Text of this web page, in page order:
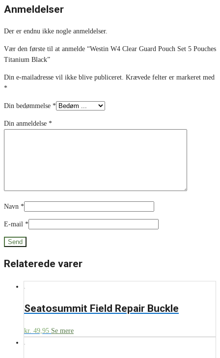
Anmeldelser
Der er endnu ikke nogle anmeldelser.
Vær den første til at anmelde “Westin W4 Clear Guard Pouch Set 5 Pouches
Titanium Black”
Din e-mailadresse vil ikke blive publiceret. Krævede felter er markeret med
*
Din bedømmelse *
Din anmeldelse *
Navn *
E-mail *
Relaterede varer
Seatosummit Field Repair Buckle
kr. 49,95 Se mere